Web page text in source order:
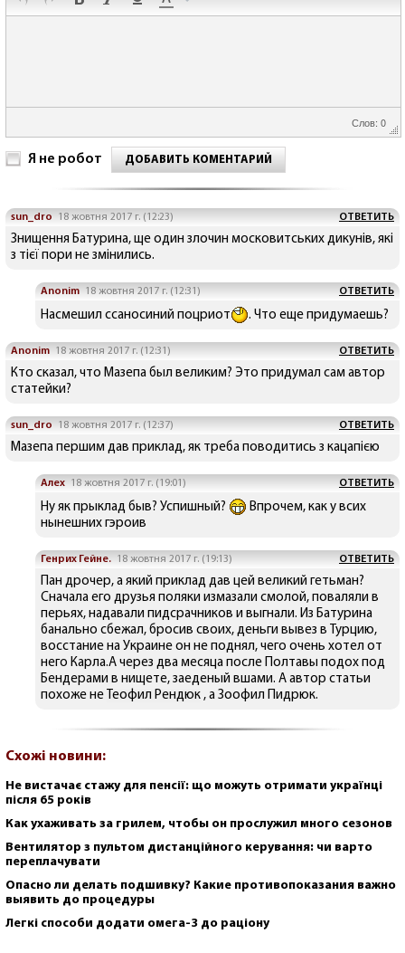
Слов: 0
Я не робот ДОБАВИТЬ КОМЕНТАРИЙ
sun_dro 18 жовтня 2017 г. (12:23) ОТВЕТИТЬ
Знищення Батурина, ще один злочин московитських дикунів, які
з тієї пори не змінились.
Anonim 18 жовтня 2017 г. (12:31) ОТВЕТИТЬ
Насмешил ссаносиний поцриот . Что еще придумаешь?
Anonim 18 жовтня 2017 г. (12:31) ОТВЕТИТЬ
Кто сказал, что Мазепа был великим? Это придумал сам автор
статейки?
sun_dro 18 жовтня 2017 г. (12:37) ОТВЕТИТЬ
Мазепа першим дав приклад, як треба поводитись з кацапією
Алех 18 жовтня 2017 г. (19:01) ОТВЕТИТЬ
Ну як прыклад быв? Успишный?
Впрочем, как у всих
нынешних гэроив
Генрих Гейне. 18 жовтня 2017 г. (19:13) ОТВЕТИТЬ
Пан дрочер, а який приклад дав цей великий гетьман?
Сначала его друзья поляки измазали смолой, поваляли в
перьях, надавали пидсрачников и выгнали. Из Батурина
банально сбежал, бросив своих, деньги вывез в Турцию,
восстание на Украине он не поднял, чего очень хотел от
него Карла.А через два месяца после Полтавы подох под
Бендерами в нищете, заеденый вшами. А автор статьи
похоже не Теофил Рендюк, а Зоофил Пидрюк.
Схожі новини:
Не вистачає стажу для пенсії: що можуть отримати українці
після 65 років
Как ухаживать за грилем, чтобы он прослужил много сезонов
Вентилятор з пультом дистанційного керування: чи варто
переплачувати
Опасно ли делать подшивку? Какие противопоказания важно
выявить до процедуры
Легкі способи додати омега-3 до раціону